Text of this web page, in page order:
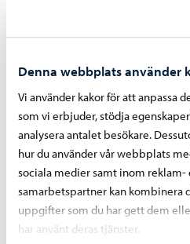
Denna webbplats använder
Vi använder kakor för att anpassa
som vi erbjuder, stödja
analysera antalet besökare.
hur du använder vår webbplats
sociala medier samt inom reklam-
samarbetspartner kan kombinera
uppgifter som du har gett dem
har använt deras tjänster.
vuxna vid Linnankosken
Boende och miljö-
Faktureringen av
september –
för år 2026